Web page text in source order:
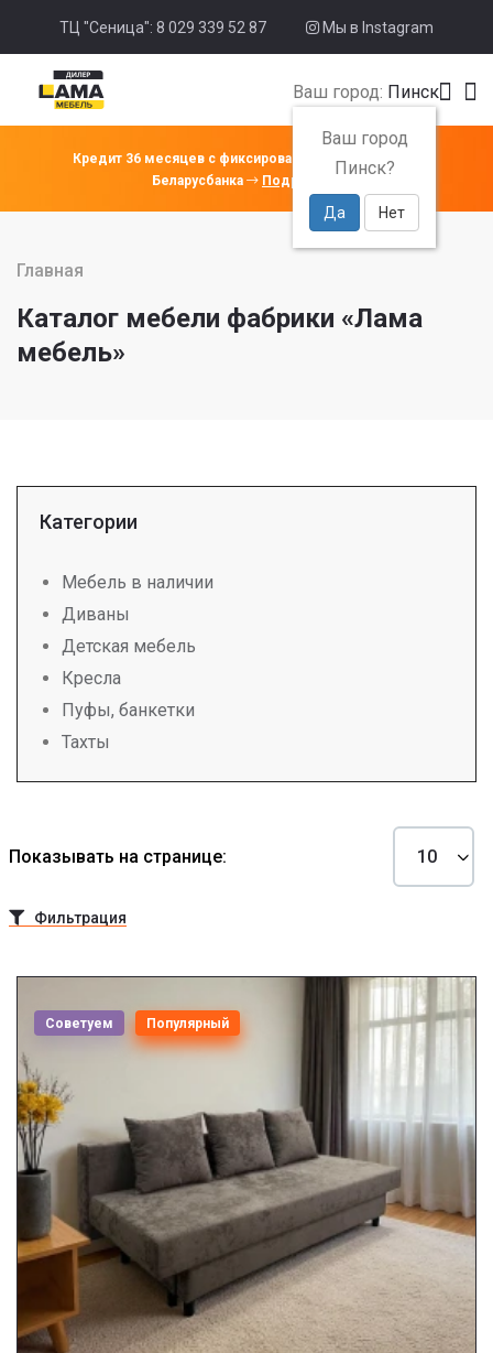
ТЦ "Сеница": 8 029 339 52 87 Мы в Instagram
Ваш город: Пинск
Ваш город
Пинск?
Да Нет
Кредит 36 месяцев с фиксированной ставкой 4% от
Беларусбанка
Подробнее
Главная
Каталог мебели фабрики «Лама
мебель»
Категории
Мебель в наличии
Диваны
Детская мебель
Кресла
Пуфы, банкетки
Тахты
Показывать на странице:
Фильтрация
Советуем Популярный